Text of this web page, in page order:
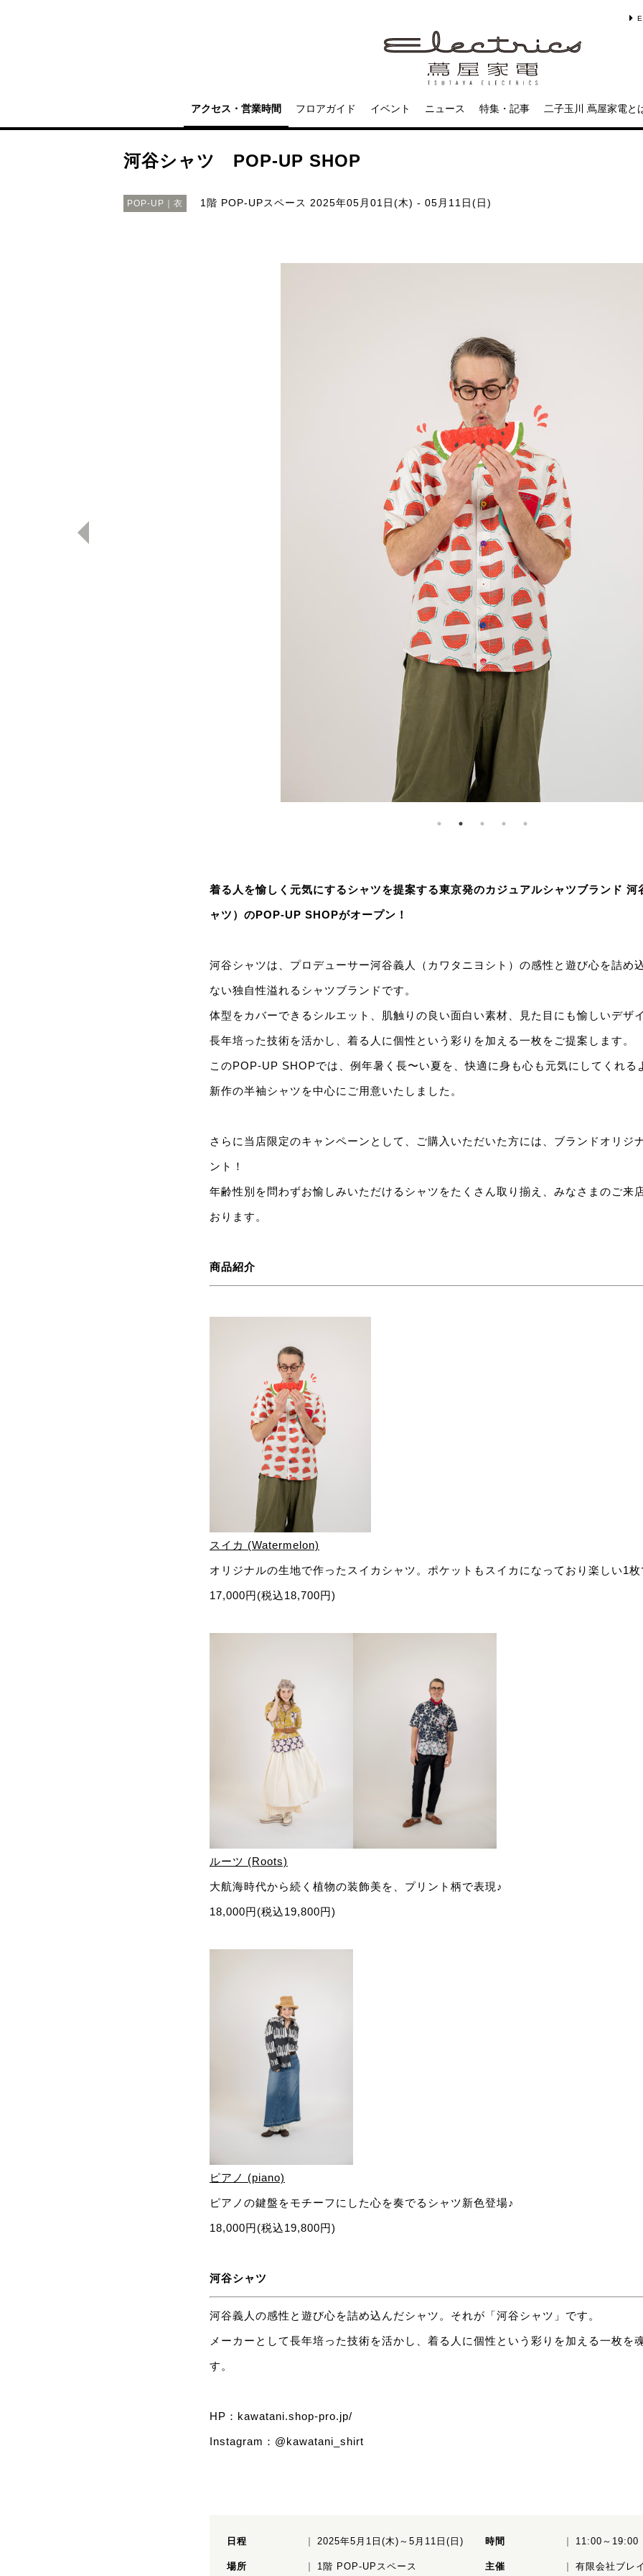
アクセス・営業時間 フロアガイド イベント ニュース 特集・記事 二子玉川 蔦屋家電と
河谷シャツ POP-UP SHOP
POP-UP｜衣 1階 POP-UPスペース 2025年05月01日(木) - 05月11日(日)
着る人を愉しく元気にするシャツを提案する東京発のカジュアルシャツブランド 河
ャツ）のPOP-UP SHOPがオープン！
河谷シャツは、プロデューサー河谷義人（カワタニヨシト）の感性と遊び心を詰め
ない独自性溢れるシャツブランドです。
体型をカバーできるシルエット、肌触りの良い面白い素材、見た目にも愉しいデザ
長年培った技術を活かし、着る人に個性という彩りを加える一枚をご提案します。
このPOP-UP SHOPでは、例年暑く長〜い夏を、快適に身も心も元気にしてくれる
新作の半袖シャツを中心にご用意いたしました。
さらに当店限定のキャンペーンとして、ご購入いただいた方には、ブランドオリジ
ント！
年齢性別を問わずお愉しみいただけるシャツをたくさん取り揃え、みなさまのご来
おります。
商品紹介
スイカ (Watermelon)
オリジナルの生地で作ったスイカシャツ。ポケットもスイカになっており楽しい1
17,000円(税込18,700円)
ルーツ (Roots)
大航海時代から続く植物の装飾美を、プリント柄で表現♪
18,000円(税込19,800円)
ピアノ (piano)
ピアノの鍵盤をモチーフにした心を奏でるシャツ新色登場♪
18,000円(税込19,800円)
河谷シャツ
河谷義人の感性と遊び心を詰め込んだシャツ。それが「河谷シャツ」です。
メーカーとして長年培った技術を活かし、着る人に個性という彩りを加える一枚を
す。
HP： kawatani.shop-pro.jp/
Instagram： @kawatani_shirt
日程 2025年5月1日(木)～5月11日(日) 時間 11:00～19:00
場所 1階 POP-UPスペース 主催 有限会社ブレ